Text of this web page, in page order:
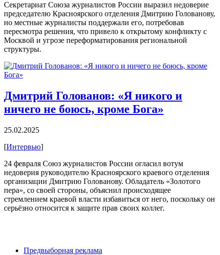
Секретариат Союза журналистов России выразил недоверие
председателю Красноярского отделения Дмитрию Голованову,
но местные журналисты поддержали его, потребовав
пересмотра решения, что привело к открытому конфликту с
Москвой и угрозе переформатирования региональной
структуры.
Дмитрий Голованов: «Я никого и
ничего не боюсь, кроме Бога»
25.02.2025
[Интервью]
24 февраля Союз журналистов России огласил вотум
недоверия руководителю Красноярского краевого отделения
организации Дмитрию Голованову. Обладатель «Золотого
пера», со своей стороны, объяснил происходящее
стремлением краевой власти избавиться от него, поскольку он
серьёзно относится к защите прав своих коллег.
Предвыборная реклама